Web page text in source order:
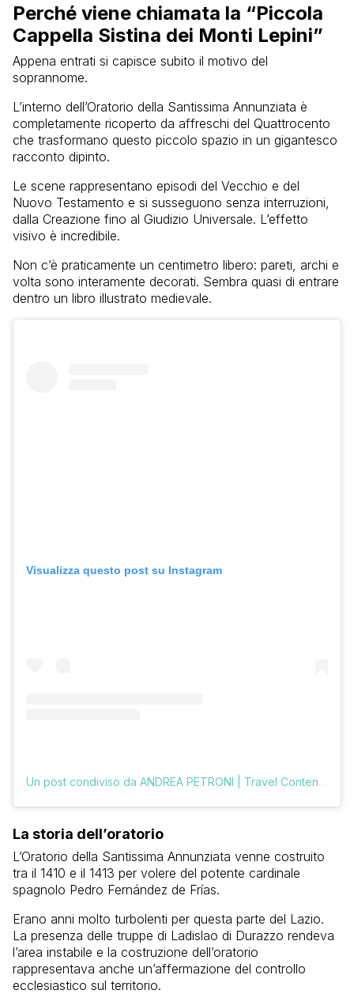
Perché viene chiamata la “Piccola
Cappella Sistina dei Monti Lepini”
Appena entrati si capisce subito il motivo del
soprannome.
L’interno dell’Oratorio della Santissima Annunziata è
completamente ricoperto da affreschi del Quattrocento
che trasformano questo piccolo spazio in un gigantesco
racconto dipinto.
Le scene rappresentano episodi del Vecchio e del
Nuovo Testamento e si susseguono senza interruzioni,
dalla Creazione fino al Giudizio Universale. L’effetto
visivo è incredibile.
Non c’è praticamente un centimetro libero: pareti, archi e
volta sono interamente decorati. Sembra quasi di entrare
dentro un libro illustrato medievale.
Visualizza questo post su Instagram
Un post condiviso da ANDREA PETRONI | Travel Content Creator (@vologratis)
La storia dell’oratorio
L’Oratorio della Santissima Annunziata venne costruito
tra il 1410 e il 1413 per volere del potente cardinale
spagnolo Pedro Fernández de Frías.
Erano anni molto turbolenti per questa parte del Lazio.
La presenza delle truppe di Ladislao di Durazzo rendeva
l’area instabile e la costruzione dell’oratorio
rappresentava anche un’affermazione del controllo
ecclesiastico sul territorio.